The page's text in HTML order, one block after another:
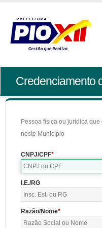
Credenciamento
Pessoa física ou jurídica
neste Município
CNPJ/CPF
I.E./RG
Razão/Nome